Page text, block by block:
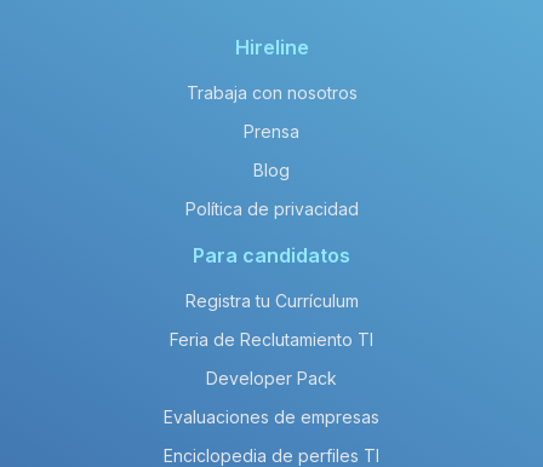
Hireline
Trabaja con nosotros
Prensa
Blog
Política de privacidad
Para candidatos
Registra tu Currículum
Feria de Reclutamiento TI
Developer Pack
Evaluaciones de empresas
Enciclopedia de perfiles TI